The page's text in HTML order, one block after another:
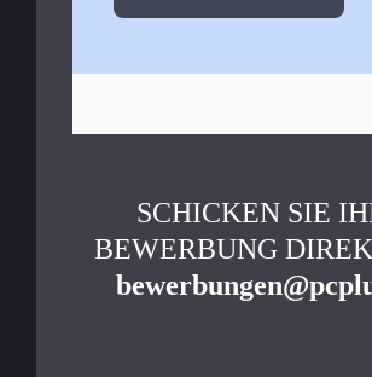
SCHICKEN SIE
BEWERBUNG